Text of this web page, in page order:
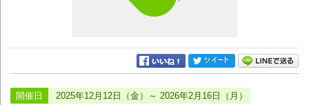
開催日 2025年12月12日（金）～ 2026年2月16日（月）